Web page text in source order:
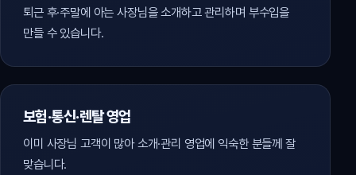
퇴근 후·주말에 아는 사장님을 소개하고 관리하며 부수입을
만들 수 있습니다.
보험·통신·렌탈 영업
이미 사장님 고객이 많아 소개·관리 영업에 익숙한 분들께 잘
맞습니다.